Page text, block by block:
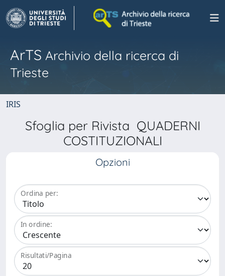
ArTS Archivio della ricerca di
Trieste
IRIS
Sfoglia per Rivista QUADERNI
COSTITUZIONALI
Opzioni
Ordina per:
In ordine:
Risultati/Pagina